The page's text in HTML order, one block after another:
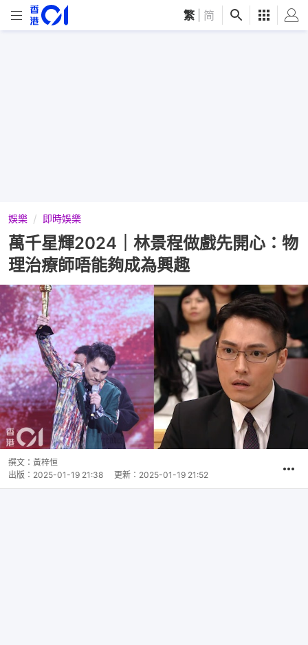
繁 简
娛樂 即時娛樂
萬千星輝2024｜林景程做戲先開心：物
理治療師唔能夠成為興趣
撰文： 黃梓恒
出版： 2025-01-19 21:38 更新： 2025-01-19 21:52